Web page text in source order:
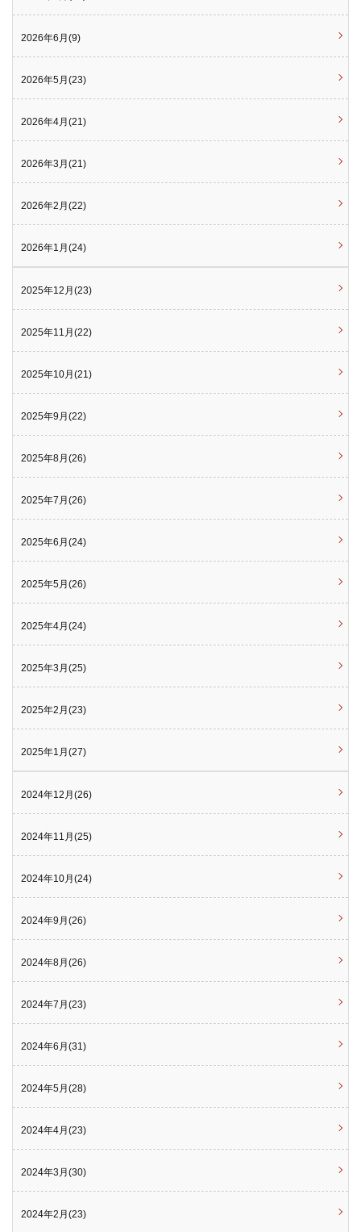
2026年6月(9)
2026年5月(23)
2026年4月(21)
2026年3月(21)
2026年2月(22)
2026年1月(24)
2025年12月(23)
2025年11月(22)
2025年10月(21)
2025年9月(22)
2025年8月(26)
2025年7月(26)
2025年6月(24)
2025年5月(26)
2025年4月(24)
2025年3月(25)
2025年2月(23)
2025年1月(27)
2024年12月(26)
2024年11月(25)
2024年10月(24)
2024年9月(26)
2024年8月(26)
2024年7月(23)
2024年6月(31)
2024年5月(28)
2024年4月(23)
2024年3月(30)
2024年2月(23)